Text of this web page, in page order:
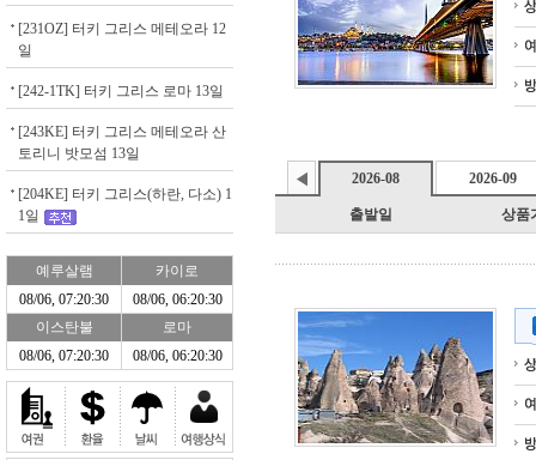
[231OZ] 터키 그리스 메테오라 12
일
[242-1TK] 터키 그리스 로마 13일
[243KE] 터키 그리스 메테오라 산
토리니 밧모섬 13일
[204KE] 터키 그리스(하란, 다소) 1
1일
예루살램
08/06, 07:20:30
카이로
08/06, 06:20:30
이스탄불
08/06, 07:20:30
로마
08/06, 06:20:30